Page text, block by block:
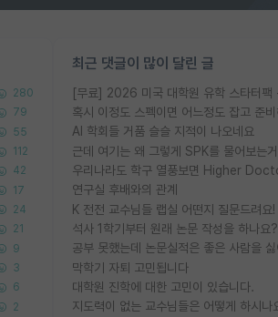
280
79
55
112
42
17
24
21
9
3
6
2
최근 댓글이 많이 달린 글
혹시 이정도 스펙이면 어느정도 잡고 준
AI 학회들 거품 슬슬 지적이 나오네요
근데 여기는 왜 그렇게 SPK를 물어보는
연구실 후배와의 관계
K 전전 교수님들 랩실 어떤지 질문드려요!
석사 1학기부터 원래 논문 작성을 하나요?
공부 못했는데 논문실적은 좋은 사람을
막학기 자퇴 고민됩니다
대학원 진학에 대한 고민이 있습니다.
지도력이 없는 교수님들은 어떻게 하시나